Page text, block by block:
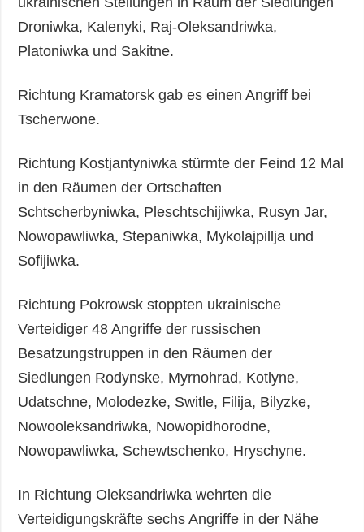
Droniwka, Kalenyki, Raj-Oleksandriwka,
Platoniwka und Sakitne.
Richtung Kramatorsk gab es einen Angriff bei
Tscherwone.
Richtung Kostjantyniwka stürmte der Feind 12 Mal
in den Räumen der Ortschaften
Schtscherbyniwka, Pleschtschijiwka, Rusyn Jar,
Nowopawliwka, Stepaniwka, Mykolajpillja und
Sofijiwka.
Richtung Pokrowsk stoppten ukrainische
Verteidiger 48 Angriffe der russischen
Besatzungstruppen in den Räumen der
Siedlungen Rodynske, Myrnohrad, Kotlyne,
Udatschne, Molodezke, Switle, Filija, Bilyzke,
Nowooleksandriwka, Nowopidhorodne,
Nowopawliwka, Schewtschenko, Hryschyne.
In Richtung Oleksandriwka wehrten die
Verteidigungskräfte sechs Angriffe in der Nähe